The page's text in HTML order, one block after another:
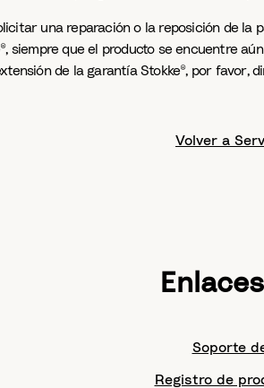
una reparación o la reposición de
siempre que el producto se encuentre
de la garantía Stokke®, por favor,
Volver a
Soporte
Registro de